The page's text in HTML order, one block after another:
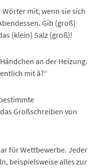
mit, wenn sie sich
Gib (groß)
(klein) Salz (groß)!
an der Heizung.
mit ä?“
Großschreiben von
für Wettbewerbe. Jeder
beispielsweise alles zur